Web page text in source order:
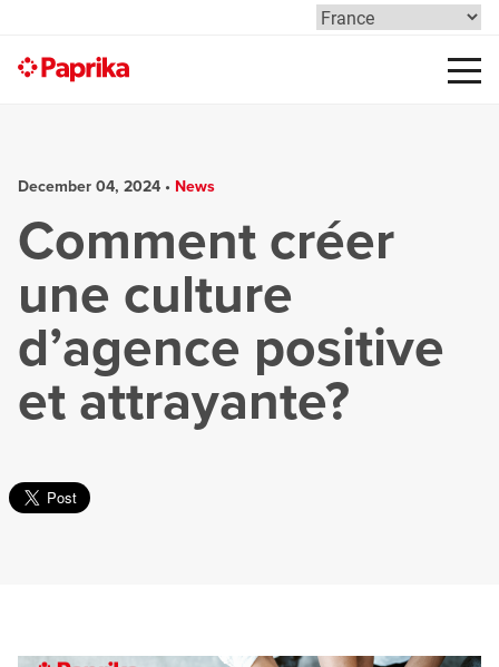
December 04, 2024 • News
Comment créer
une culture
d’agence positive
et attrayante?